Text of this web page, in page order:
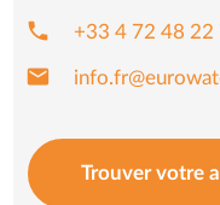
phone +33 4 72 48 22
mail
Trouver votre